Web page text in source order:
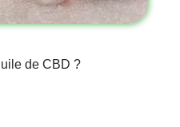
de CBD ?